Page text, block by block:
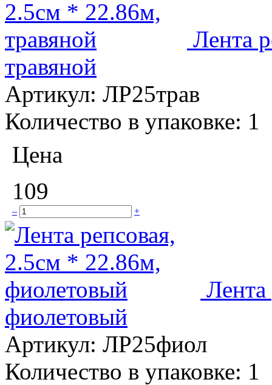
Лента
травяной
Артикул: ЛР25трав
Количество в упаковке: 1
Цена
109
– +
фиолетовый
Артикул: ЛР25фиол
Количество в упаковке: 1